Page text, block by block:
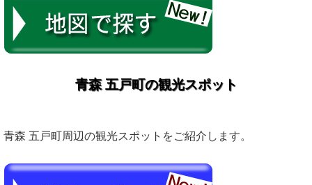
青森 五戸町の観光スポット
青森 五戸町周辺の観光スポットをご紹介します。